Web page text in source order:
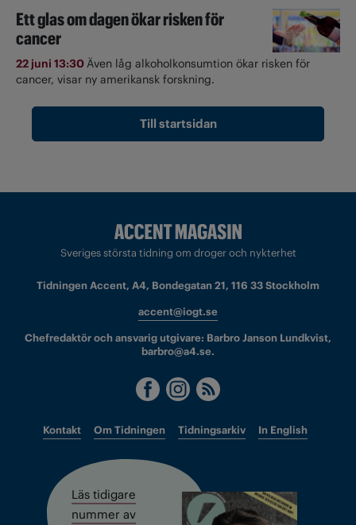
Ett glas om dagen ökar risken för
cancer
22 juni 13:30Även låg alkoholkonsumtion ökar risken för
cancer, visar ny amerikansk forskning.
Till startsidan
Sveriges största tidning om droger och nykterhet
Tidningen Accent, A4, Bondegatan 21, 116 33 Stockholm
accent@iogt.se
Chefredaktör och ansvarig utgivare: Barbro Janson Lundkvist,
barbro@a4.se.
Kontakt Om Tidningen Tidningsarkiv In English
Läs tidigare
nummer av